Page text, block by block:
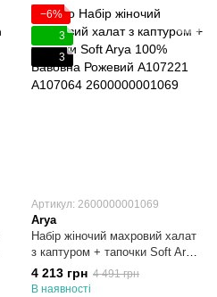
−6%
3
3
Артикул: 2600000001069
Arya
Набір жіночий махровий халат
з каптуром + тапочки Soft Arya
100% Бавовна Рожевий S/M
4 213 грн 4 491 грн
В наявності